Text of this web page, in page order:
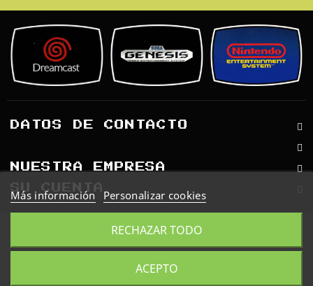
Videojuegos
DATOS DE CONTACTO
NUESTRA EMPRESA
SU CUENTA
Más información Personalizar cookies
RECHAZAR TODO
ACEPTO
© 2026 - Software Ecommerce